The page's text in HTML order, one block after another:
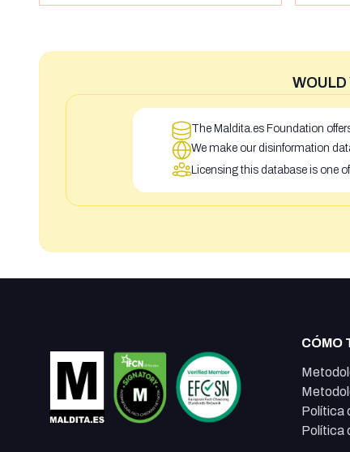
WOULD
The Maldita.es Foundation
We make our disinformation
Licensing this database is one
CÓMO
Política
Política